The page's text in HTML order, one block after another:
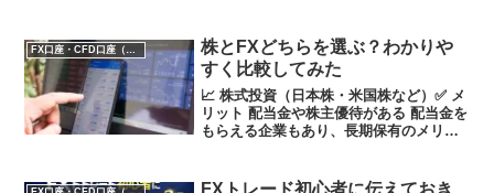
境の変化を経験し、海外口座も併用する
ようになりました。た...
株とFXどちらを選ぶ？わかりや
すく比較してみた
📈 株式投資（日本株・米国株など）✅ メ
リット 配当金や株主優待がある 配当金を
もらえる企業もあり、長期保有のメリッ
変動が比較的安定している FXと比べると
FXトレード初心者に伝えておき